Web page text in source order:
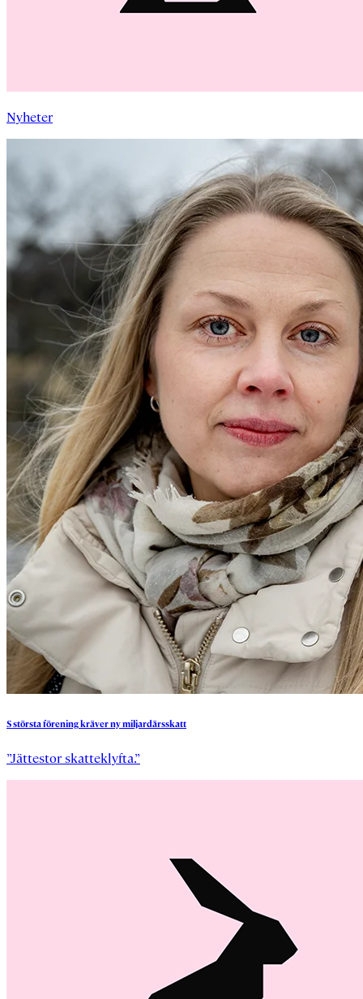
Nyheter
Sstörstaföreningkrävernymiljardärsskatt
”Jättestor skatteklyfta.”